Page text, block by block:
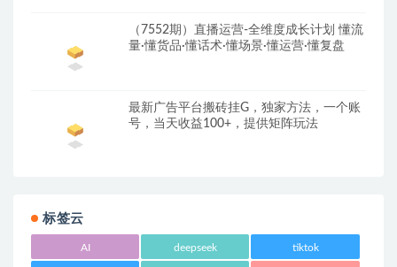
（7552期）直播运营-全维度成长计划 懂流
量·懂货品·懂话术·懂场景·懂运营·懂复盘
最新广告平台搬砖挂G，独家方法，一个账
号，当天收益100+，提供矩阵玩法
标签云
AI deepseek tiktok